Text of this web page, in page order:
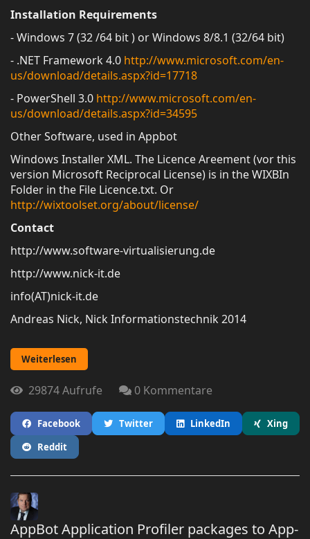
Installation Requirements
- Windows 7 (32 /64 bit ) or Windows 8/8.1 (32/64 bit)
- .NET Framework 4.0 http://www.microsoft.com/en-
us/download/details.aspx?id=17718
- PowerShell 3.0 http://www.microsoft.com/en-
us/download/details.aspx?id=34595
Other Software, used in Appbot
Windows Installer XML. The Licence Areement (vor this
version Microsoft Reciprocal License) is in the WIXBIn
Folder in the File Licence.txt. Or
http://wixtoolset.org/about/license/
Contact
http://www.software-virtualisierung.de
http://www.nick-it.de
info(AT)nick-it.de
Andreas Nick, Nick Informationstechnik 2014
Weiterlesen
29874 Aufrufe 0 Kommentare
Facebook Twitter LinkedIn
Xing
Reddit
AppBot Application Profiler packages to App-